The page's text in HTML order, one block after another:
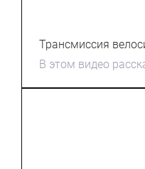
Трансмиссия
виды.
В этом видео